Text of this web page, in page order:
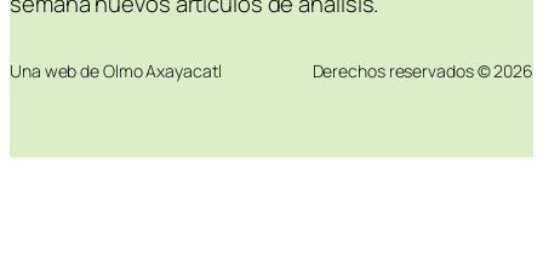
Una web de Olmo Axayacatl Derechos reservados © 2026